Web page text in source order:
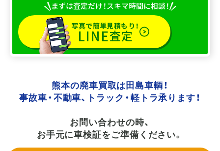
まずは査定だけ！スキマ時間に相談！
写真で簡単見積もり！
LINE査定
熊本の廃車買取は田島車輌！
事故車・不動車、 トラック・軽トラ承ります！
お問い合わせの時、
お手元に車検証をご準備ください。
〒861-8043熊本市東区戸島西6-13-45
0120-393-181